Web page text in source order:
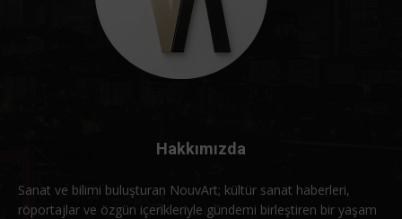
Hakkımızda
Sanat ve bilimi buluşturan NouvArt; kültür sanat haberleri,
röportajlar ve özgün içerikleriyle gündemi birleştiren bir yaşam